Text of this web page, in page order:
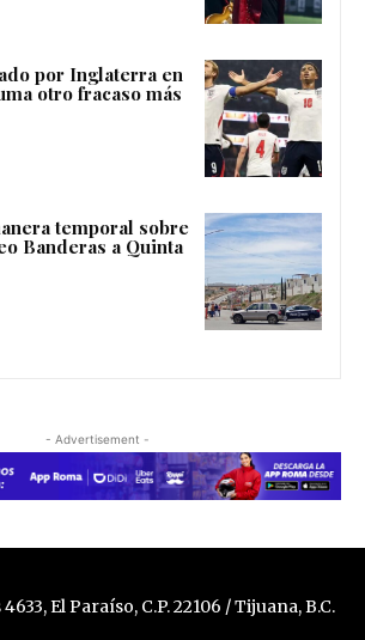
por Inglaterra en
otro fracaso más
temporal sobre
Banderas a Quinta
- Advertisement -
El Paraíso, C.P. 22106 / Tijuana, B.C.